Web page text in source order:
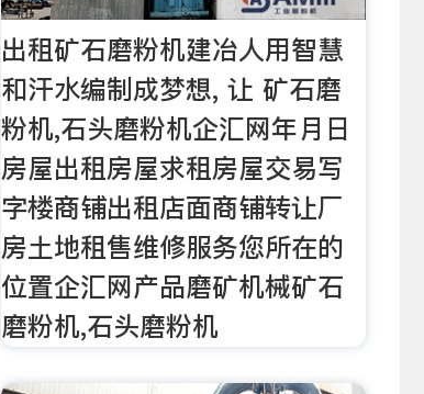
出租矿石磨粉机建冶人用智慧
和汗水编制成梦想, 让 矿石磨
粉机,石头磨粉机企汇网年月日
房屋出租房屋求租房屋交易写
字楼商铺出租店面商铺转让厂
房土地租售维修服务您所在的
位置企汇网产品磨矿机械矿石
磨粉机,石头磨粉机